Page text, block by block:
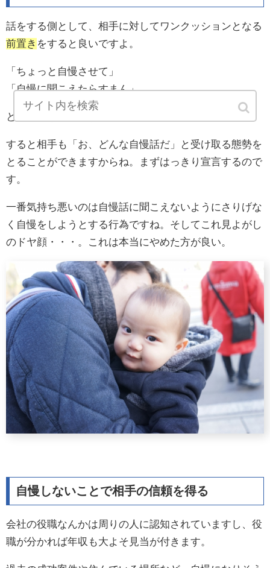
話をする側として、相手に対してワンクッションとなる
前置き をすると良いですよ。
「ちょっと自慢させて」
「自慢に聞こえたらすまん」
と、こんな感じです。
すると相手も「お、どんな自慢話だ」と受け取る態勢を
とることができますからね。まずはっきり宣言するので
す。
一番気持ち悪いのは自慢話に聞こえないようにさりげな
く自慢をしようとする行為ですね。そしてこれ見よがし
のドヤ顔・・・。これは本当にやめた方が良い。
自慢しないことで相手の信頼を得る
会社の役職なんかは周りの人に認知されていますし、役
職が分かれば年収も大よそ見当が付きます。